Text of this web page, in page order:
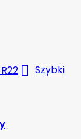
 Szybki